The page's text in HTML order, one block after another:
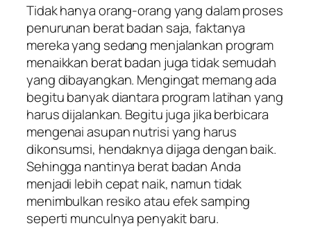
Tidak hanya orang-orang yang dalam proses
penurunan berat badan saja, faktanya
mereka yang sedang menjalankan program
menaikkan berat badan juga tidak semudah
yang dibayangkan. Mengingat memang ada
begitu banyak diantara program latihan yang
harus dijalankan. Begitu juga jika berbicara
mengenai asupan nutrisi yang harus
dikonsumsi, hendaknya dijaga dengan baik.
Sehingga nantinya berat badan Anda
menjadi lebih cepat naik, namun tidak
menimbulkan resiko atau efek samping
seperti munculnya penyakit baru.